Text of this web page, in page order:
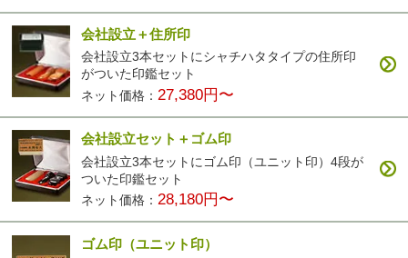
会社設立＋住所印
会社設立3本セットにシャチハタタイプの住所印
がついた印鑑セット
ネット価格： 27,380円〜
会社設立セット＋ゴム印
会社設立3本セットにゴム印（ユニット印）4段が
ついた印鑑セット
ネット価格： 28,180円〜
ゴム印（ユニット印）